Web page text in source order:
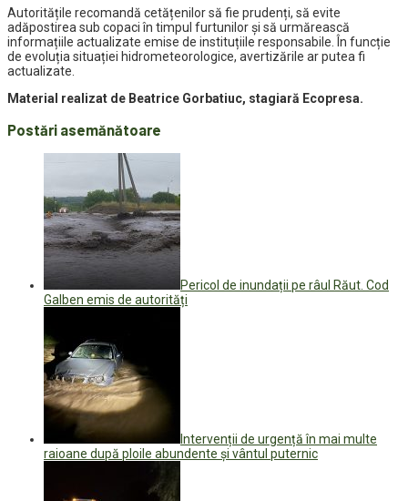
Autoritățile recomandă cetățenilor să fie prudenți, să evite
adăpostirea sub copaci în timpul furtunilor și să urmărească
informațiile actualizate emise de instituțiile responsabile. În funcție
de evoluția situației hidrometeorologice, avertizările ar putea fi
actualizate.
Material realizat de Beatrice Gorbatiuc, stagiară Ecopresa.
Postări asemănătoare
Pericol de inundații pe râul Răut. Cod
Galben emis de autorități
Intervenții de urgență în mai multe
raioane după ploile abundente și vântul puternic